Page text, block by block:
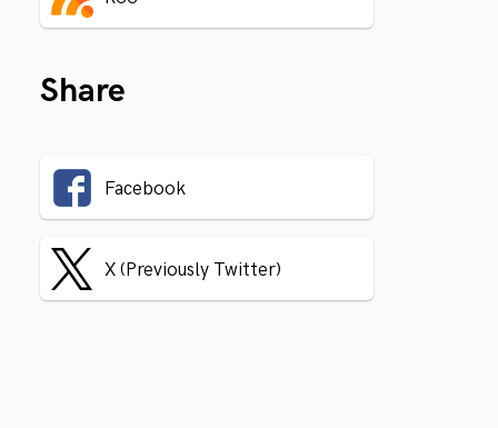
Share
Facebook
X (Previously Twitter)